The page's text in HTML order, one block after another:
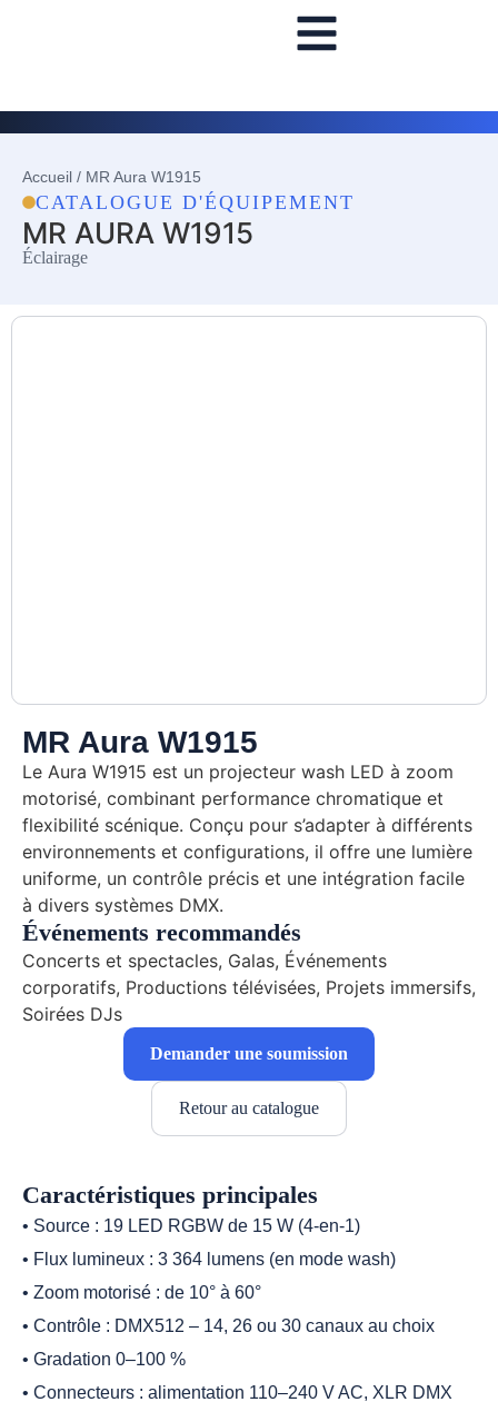
Accueil / MR Aura W1915
CATALOGUE D'ÉQUIPEMENT
MR AURA W1915
Éclairage
MR Aura W1915
Le Aura W1915 est un projecteur wash LED à zoom
motorisé, combinant performance chromatique et
flexibilité scénique. Conçu pour s’adapter à différents
environnements et configurations, il offre une lumière
uniforme, un contrôle précis et une intégration facile
à divers systèmes DMX.
Événements recommandés
Concerts et spectacles, Galas, Événements
corporatifs, Productions télévisées, Projets immersifs,
Soirées DJs
Demander une soumission
Retour au catalogue
Caractéristiques principales
• Source : 19 LED RGBW de 15 W (4-en-1)
• Flux lumineux : 3 364 lumens (en mode wash)
• Zoom motorisé : de 10° à 60°
• Contrôle : DMX512 – 14, 26 ou 30 canaux au choix
• Gradation 0–100 %
• Connecteurs : alimentation 110–240 V AC, XLR DMX